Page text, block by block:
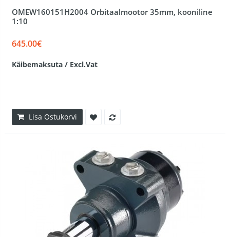
OMEW160151H2004 Orbitaalmootor 35mm, kooniline
1:10
645.00€
Käibemaksuta / Excl.Vat
Lisa Ostukorvi